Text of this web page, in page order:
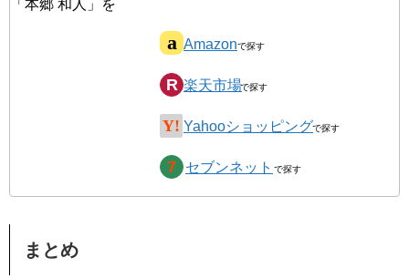
「本郷 和人」を
Amazon
楽天市場
Yahooショッピング
セブンネット
まとめ